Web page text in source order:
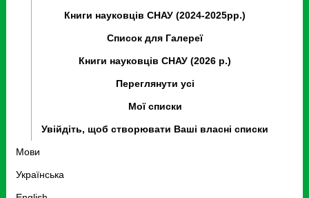
Книги науковців СНАУ (2024-2025рр.)
Список для Галереї
Книги науковців СНАУ (2026 р.)
Переглянути усі
Мої списки
Увійдіть, щоб створювати Ваші власні списки
Мови
Українська